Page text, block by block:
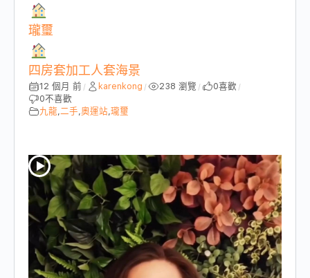
瓏璽
四房套加工人套海景
12 個月 前 / karenkong / 238 瀏覽 / 0喜歡 /
0不喜歡
九龍,二手,奧運站,瓏璽